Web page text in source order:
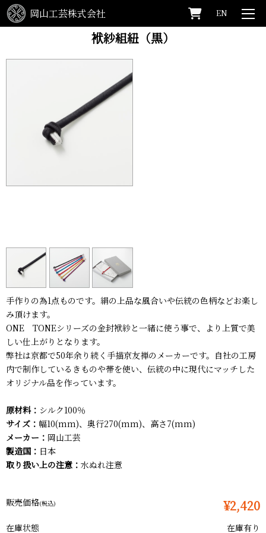
岡山工芸株式会社 EN
HOME >SHOP>袱紗組紐（黒）
袱紗組紐（黒）
手作りの為1点ものです。絹の上品な風合いや伝統の色柄などお楽し
み頂けます。
ONE TONEシリーズの金封袱紗と一緒に使う事で、より上質で美
しい仕上がりとなります。
弊社は京都で50年余り続く手描京友禅のメーカーです。自社の工房
内で制作しているきものや帯を使い、伝統の中に現代にマッチした
オリジナル品を作っています。
原材料： シルク100％
サイズ： 幅10(mm)、奥行270(mm)、高さ7(mm)
メーカー： 岡山工芸
製造国： 日本
取り扱い上の注意： 水ぬれ注意
販売価格(税込) ¥2,420
在庫状態 在庫有り